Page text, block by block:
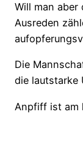
Will man aber
Ausreden
Die
die lautstarke
Anpfiff ist am